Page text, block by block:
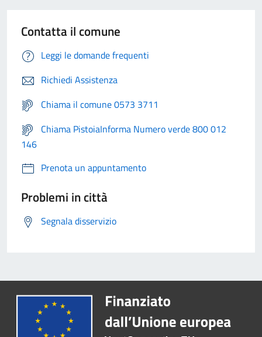
Contatta il comune
Leggi le domande frequenti
Richiedi Assistenza
Chiama il comune 0573 3711
Chiama PistoiaInforma Numero verde 800 012
146
Prenota un appuntamento
Problemi in città
Segnala disservizio